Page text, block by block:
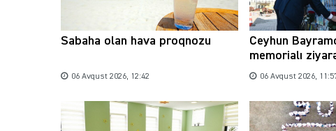
Sabaha olan hava proqnozu
06 Avqust 2026, 12:42
Ceyhun
memorialı
06 Avqust 2026,